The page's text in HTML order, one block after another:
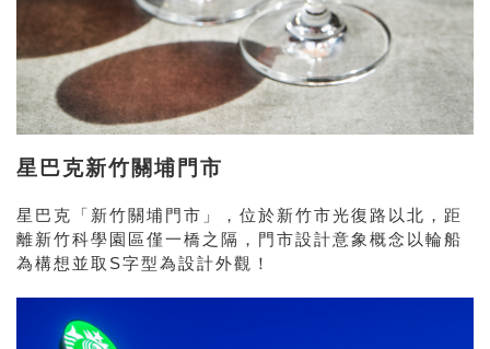
星巴克新竹關埔門市
星巴克「新竹關埔門市」，位於新竹市光復路以北，距
離新竹科學園區僅一橋之隔，門市設計意象概念以輪船
為構想並取S字型為設計外觀！